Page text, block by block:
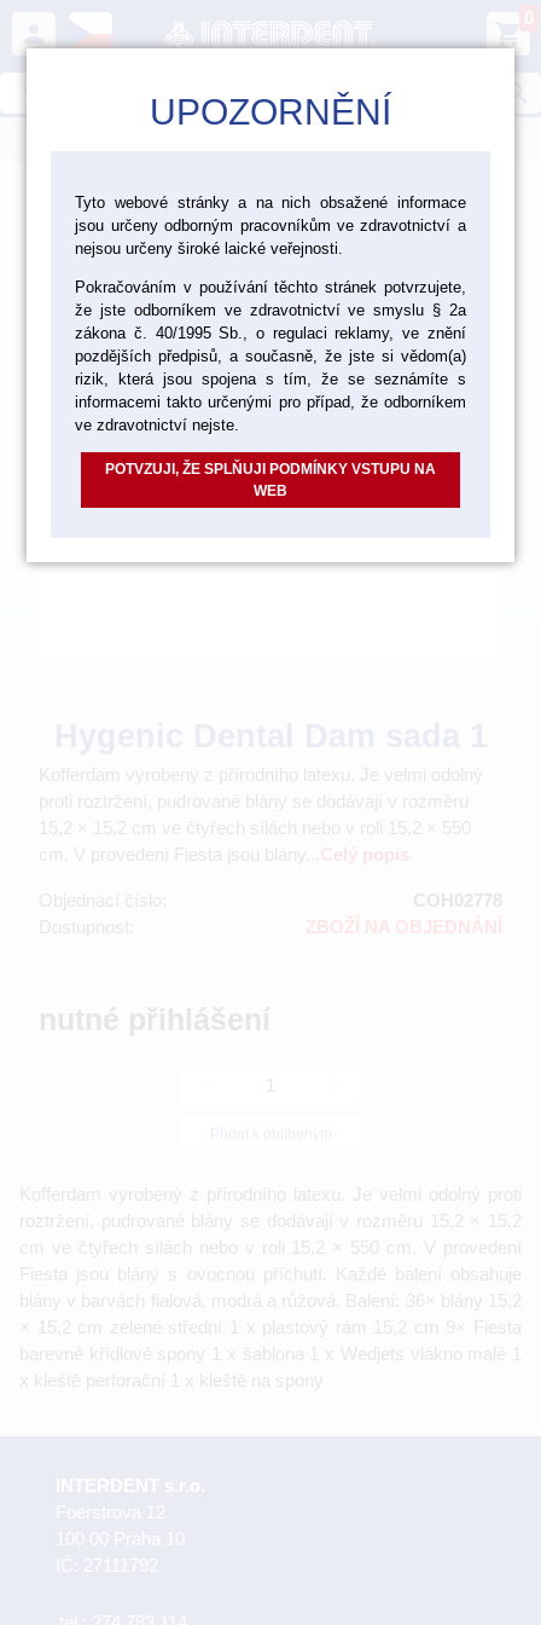
person shopping_cart
0
> Ordinace > Nástroje > Kofferdamy
Kofferdam vyrobený z přírodního latexu. Je velmi odolný
proti roztržení, pudrované blány se dodávají v rozměru
15,2 × 15,2 cm ve čtyřech sílách nebo v roli 15,2 × 550
cm. V provedení Fiesta jsou blány...
Objednací číslo:
COH02778
Dostupnost:
ZBOŽÍ NA OBJEDNÁNÍ
nutné přihlášení
Kofferdam vyrobený z přírodního latexu. Je velmi odolný proti
roztržení, pudrované blány se dodávají v rozměru 15,2 × 15,2
cm ve čtyřech sílách nebo v roli 15,2 × 550 cm. V provedení
Fiesta jsou blány s ovocnou příchutí. Každé balení obsahuje
blány v barvách fialová, modrá a růžová. Balení: 36× blány 15,2
× 15,2 cm zelené střední 1 x plastový rám 15,2 cm 9× Fiesta
barevné křídlové spony 1 x šablona 1 x Wedjets vlákno malé 1
x kleště perforační 1 x kleště na spony
UPOZORNĚNÍ
Tyto webové stránky a na nich obsažené informace
jsou určeny odborným pracovníkům ve zdravotnictví a
nejsou určeny široké laické veřejnosti.
Pokračováním v používání těchto stránek potvrzujete,
že jste odborníkem ve zdravotnictví ve smyslu § 2a
zákona č. 40/1995 Sb., o regulaci reklamy, ve znění
pozdějších předpisů, a současně, že jste si vědom(a)
rizik, která jsou spojena s tím, že se seznámíte s
informacemi takto určenými pro případ, že odborníkem
ve zdravotnictví nejste.
POTVZUJI, ŽE SPLŇUJI PODMÍNKY VSTUPU NA
WEB